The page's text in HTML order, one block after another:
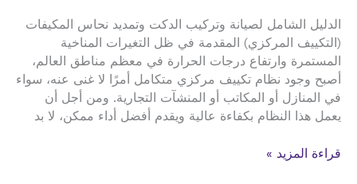
الدليل الشامل لصيانة وتركيب الدكت وتمديد نحاس المكيفات
(التكييف المركزي) المقدمة في ظل التغيرات المناخية
المستمرة وارتفاع درجات الحرارة في معظم مناطق العالم،
أصبح وجود نظام تكييف مركزي متكامل أمرًا لا غنى عنه، سواء
في المنازل أو المكاتب أو المنشآت التجارية. ومن أجل أن
يعمل هذا النظام بكفاءة عالية ويقدم أفضل أداء ممكن، لا بد
صيانة
قراءة المزيد »